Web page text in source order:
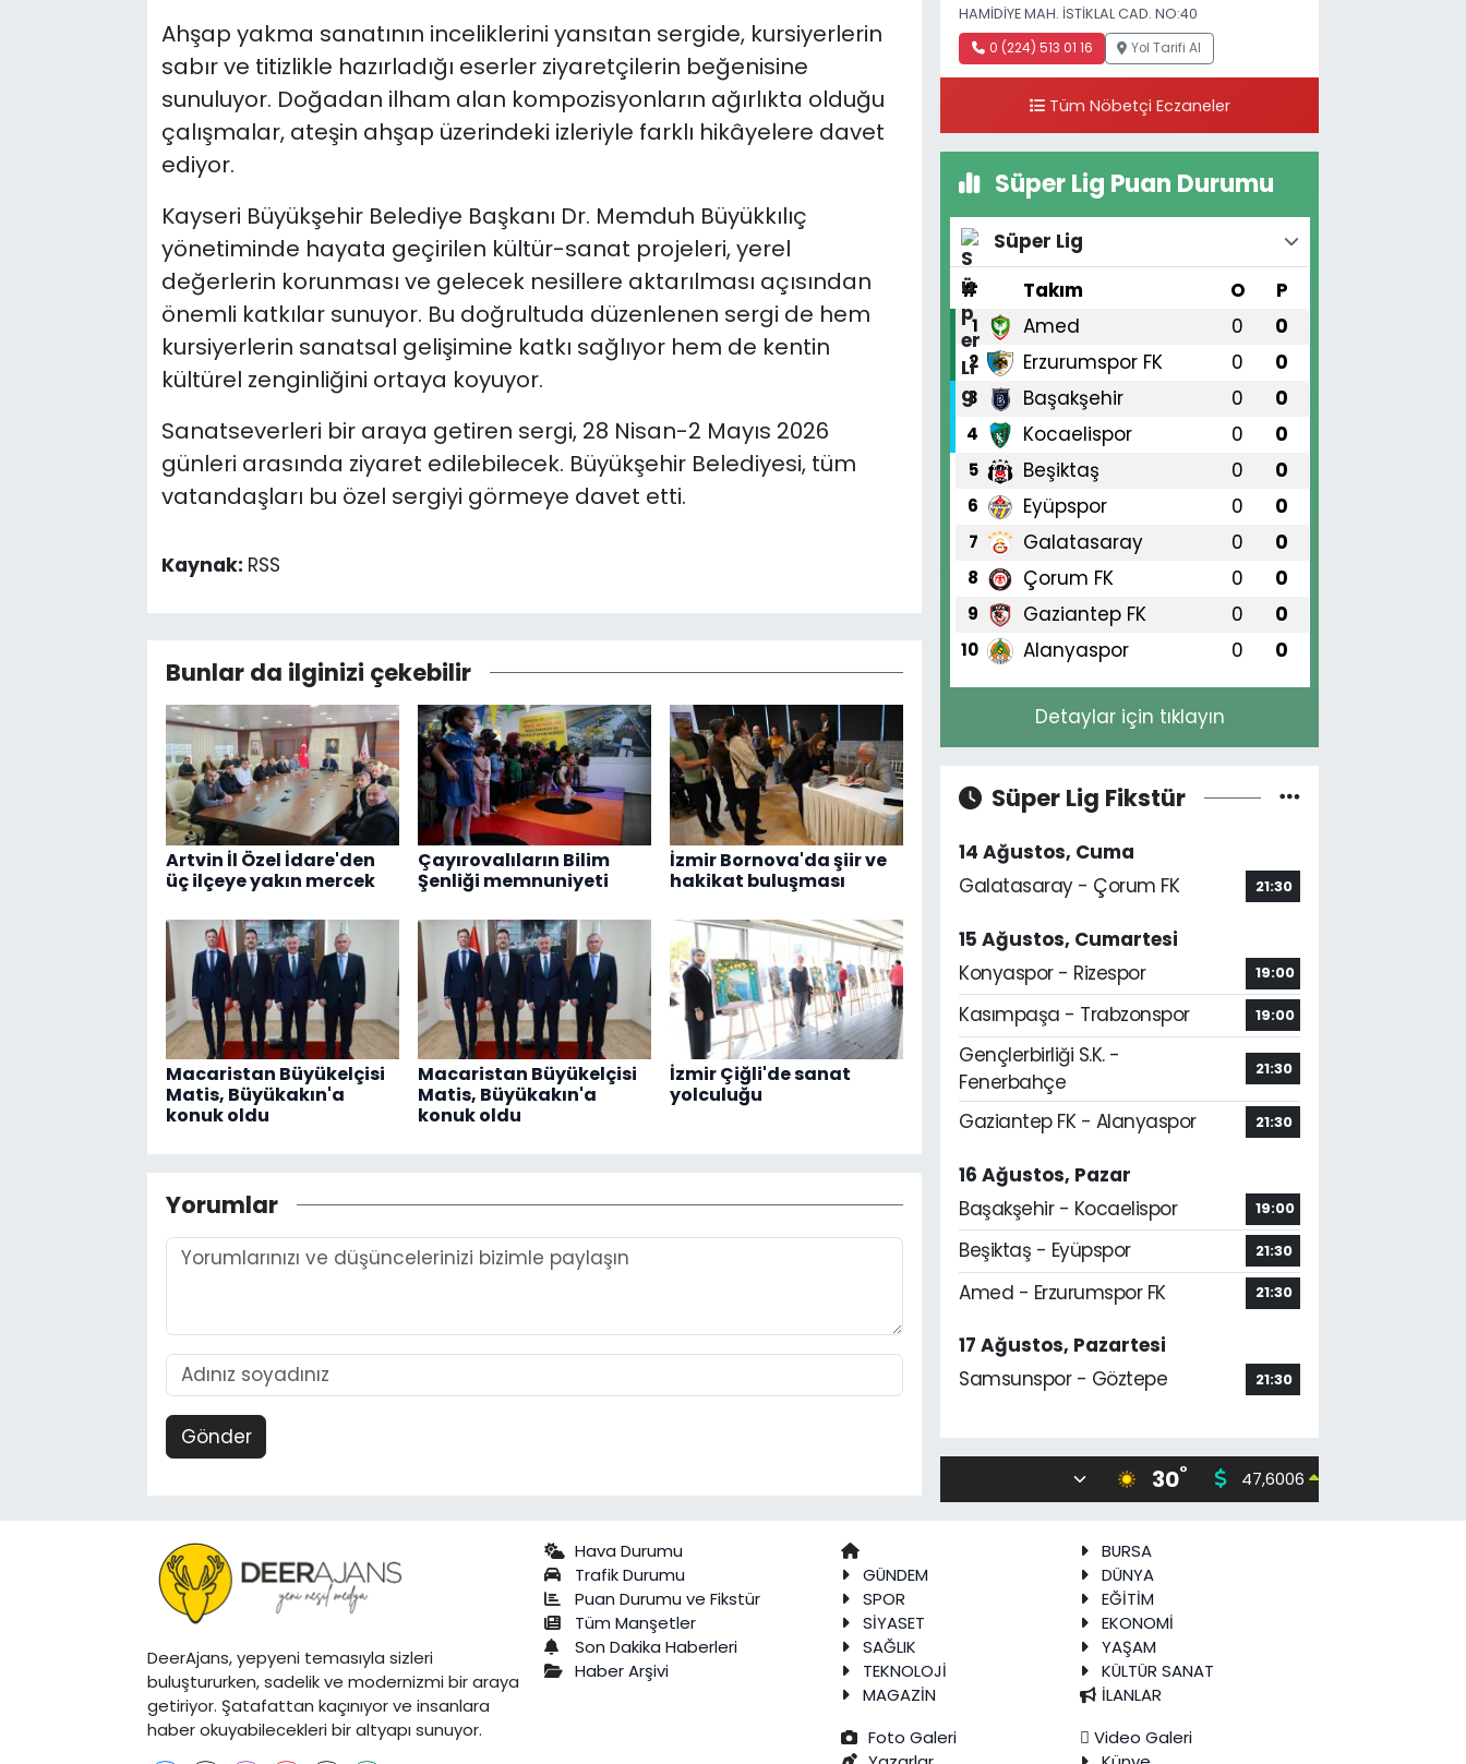
Ahşap yakma sanatının inceliklerini yansıtan sergide, kursiyerlerin
sabır ve titizlikle hazırladığı eserler ziyaretçilerin beğenisine
sunuluyor. Doğadan ilham alan kompozisyonların ağırlıkta olduğu
çalışmalar, ateşin ahşap üzerindeki izleriyle farklı hikâyelere davet
ediyor.
Kayseri Büyükşehir Belediye Başkanı Dr. Memduh Büyükkılıç
yönetiminde hayata geçirilen kültür-sanat projeleri, yerel
değerlerin korunması ve gelecek nesillere aktarılması açısından
önemli katkılar sunuyor. Bu doğrultuda düzenlenen sergi de hem
kursiyerlerin sanatsal gelişimine katkı sağlıyor hem de kentin
kültürel zenginliğini ortaya koyuyor.
Sanatseverleri bir araya getiren sergi, 28 Nisan-2 Mayıs 2026
günleri arasında ziyaret edilebilecek. Büyükşehir Belediyesi, tüm
vatandaşları bu özel sergiyi görmeye davet etti.
Kaynak: RSS
Bunlar da ilginizi çekebilir
Artvin İl Özel İdare'den
üç ilçeye yakın mercek
Çayırovalıların Bilim
Şenliği memnuniyeti
İzmir Bornova'da şiir ve
hakikat buluşması
Macaristan Büyükelçisi
Matis, Büyükakın'a
konuk oldu
Macaristan Büyükelçisi
Matis, Büyükakın'a
konuk oldu
İzmir Çiğli'de sanat
yolculuğu
Yorumlar
Gönder
HAMİDİYE MAH. İSTİKLAL CAD. NO:40
0 (224) 513 01 16 Yol Tarifi Al
Tüm Nöbetçi Eczaneler
Süper Lig Puan Durumu
Süper Lig
#
Takım O P
1 Amed 0 0
2 Erzurumspor FK 0 0
3 Başakşehir 0 0
4 Kocaelispor 0 0
5 Beşiktaş 0 0
6 Eyüpspor 0 0
7 Galatasaray 0 0
8 Çorum FK 0 0
9 Gaziantep FK 0 0
10 Alanyaspor 0 0
Detaylar için tıklayın
Süper Lig Fikstür
14 Ağustos, Cuma
Galatasaray - Çorum FK
21:30
15 Ağustos, Cumartesi
Konyaspor - Rizespor
19:00
Kasımpaşa - Trabzonspor 19:00
Gençlerbirliği S.K. -
Fenerbahçe
21:30
Gaziantep FK - Alanyaspor 21:30
16 Ağustos, Pazar
Başakşehir - Kocaelispor
19:00
Beşiktaş - Eyüpspor 21:30
Amed - Erzurumspor FK 21:30
17 Ağustos, Pazartesi
Samsunspor - Göztepe
21:30
30° 47,6006
DeerAjans, yepyeni temasıyla sizleri
buluştururken, sadelik ve modernizmi bir araya
getiriyor. Şatafattan kaçınıyor ve insanlara
haber okuyabilecekleri bir altyapı sunuyor.
Hava Durumu
Trafik Durumu
Puan Durumu ve Fikstür
Tüm Manşetler
Son Dakika Haberleri
Haber Arşivi
BURSA
GÜNDEM
DÜNYA
SPOR
EĞİTİM
SİYASET
EKONOMİ
SAĞLIK
YAŞAM
TEKNOLOJİ
KÜLTÜR SANAT
MAGAZİN
İLANLAR
Foto Galeri
Video Galeri